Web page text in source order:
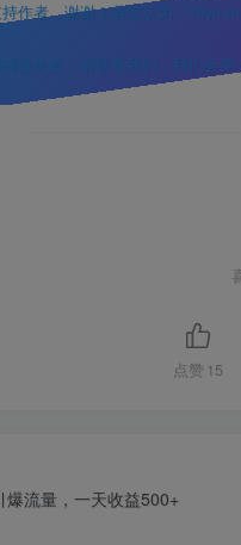
作者，谢谢！若您认为「
接失效，请联系我们，我们会
点赞 15
流量，一天收益500+